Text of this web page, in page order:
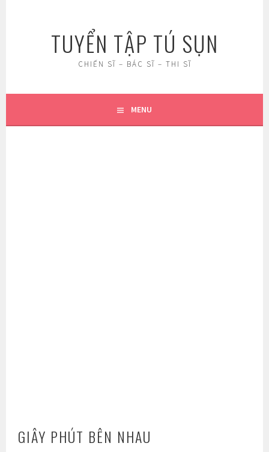
TUYỂN TẬP TÚ SỤN
CHIẾN SĨ – BÁC SĨ – THI SĨ
MENU
GIÂY PHÚT BÊN NHAU